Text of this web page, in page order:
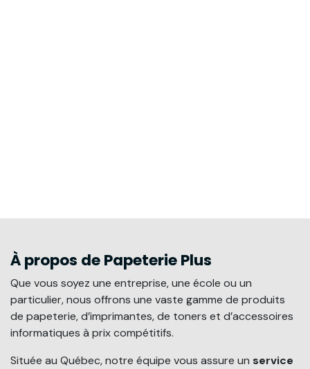
À propos de Papeterie Plus
Que vous soyez une entreprise, une école ou un
particulier, nous offrons une vaste gamme de produits
de papeterie, d’imprimantes, de toners et d’accessoires
informatiques à prix compétitifs.
Située au Québec, notre équipe vous assure un service